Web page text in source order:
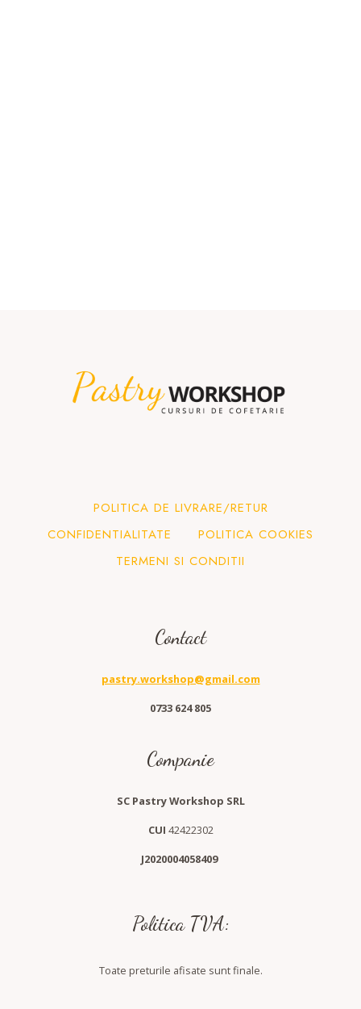
POLITICA DE LIVRARE/RETUR
CONFIDENTIALITATE
POLITICA COOKIES
TERMENI SI CONDITII
Contact
pastry.workshop@gmail.com
0733 624 805
Companie
SC Pastry Workshop SRL
CUI 42422302
J2020004058409
Politica TVA:
Toate preturile afisate sunt finale.